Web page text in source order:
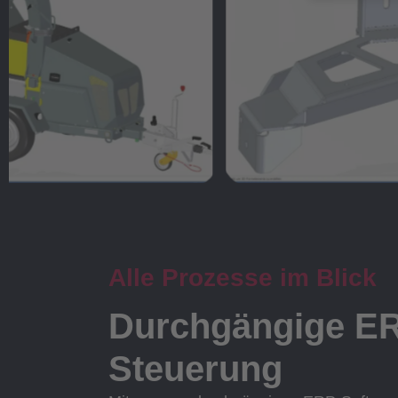
Alle Prozesse im Blick
Durchgängige
Steuerung